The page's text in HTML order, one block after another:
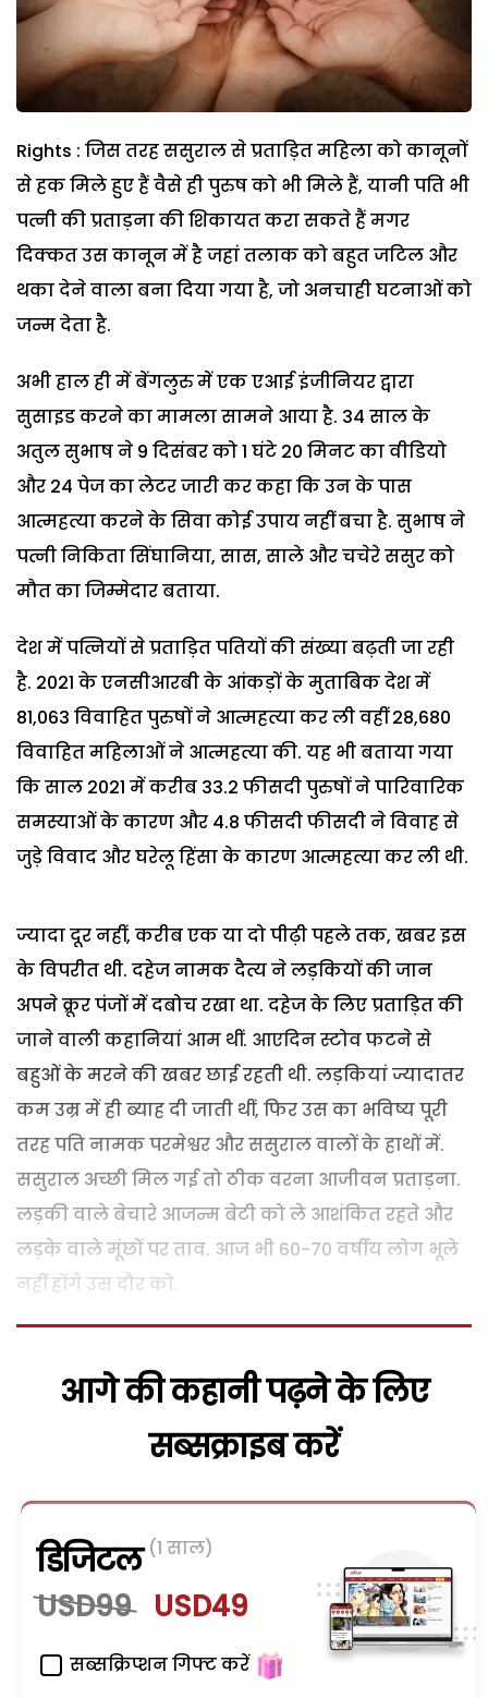
Rights : जिस तरह ससुराल से प्रताड़ित महिला को कानूनों
से हक मिले हुए हैं वैसे ही पुरुष को भी मिले हैं, यानी पति भी
पत्नी की प्रताड़ना की शिकायत करा सकते हैं मगर
दिक्कत उस कानून में है जहां तलाक को बहुत जटिल और
थका देने वाला बना दिया गया है, जो अनचाही घटनाओं को
जन्म देता है.
अभी हाल ही में बेंगलुरु में एक एआई इंजीनियर द्वारा
सुसाइड करने का मामला सामने आया है. 34 साल के
अतुल सुभाष ने 9 दिसंबर को 1 घंटे 20 मिनट का वीडियो
और 24 पेज का लेटर जारी कर कहा कि उन के पास
आत्महत्या करने के सिवा कोई उपाय नहीं बचा है. सुभाष ने
पत्नी निकिता सिंघानिया, सास, साले और चचेरे ससुर को
मौत का जिम्मेदार बताया.
देश में पत्नियों से प्रताड़ित पतियों की संख्या बढ़ती जा रही
है. 2021 के एनसीआरबी के आंकड़ों के मुताबिक देश में
81,063 विवाहित पुरुषों ने आत्महत्या कर ली वहीं 28,680
विवाहित महिलाओं ने आत्महत्या की. यह भी बताया गया
कि साल 2021 में करीब 33.2 फीसदी पुरुषों ने पारिवारिक
समस्याओं के कारण और 4.8 फीसदी फीसदी ने विवाह से
जुड़े विवाद और घरेलू हिंसा के कारण आत्महत्या कर ली थी.
ज्यादा दूर नहीं, करीब एक या दो पीढ़ी पहले तक, खबर इस
के विपरीत थी. दहेज नामक दैत्य ने लड़कियों की जान
अपने क्रूर पंजों में दबोच रखा था. दहेज के लिए प्रताड़ित की
जाने वाली कहानियां आम थीं. आएदिन स्टोव फटने से
बहुओं के मरने की खबर छाई रहती थी. लड़कियां ज्यादातर
कम उम्र में ही ब्याह दी जाती थीं, फिर उस का भविष्य पूरी
तरह पति नामक परमेश्वर और ससुराल वालों के हाथों में.
ससुराल अच्छी मिल गई तो ठीक वरना आजीवन प्रताड़ना.
लड़की वाले बेचारे आजन्म बेटी को ले आशंकित रहते और
लड़के वाले मूंछों पर ताव. आज भी 60-70 वर्षीय लोग भूले
नहीं होंगे उस दौर को.
आगे की कहानी पढ़ने के लिए
सब्सक्राइब करें
डिजिटल (1 साल)
USD99 USD49
सब्सक्रिप्शन गिफ्ट करें